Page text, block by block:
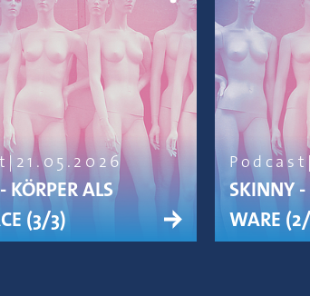
21.05.2026
KÖRPER ALS
(3/3)
Podcast
SKINNY -
WARE